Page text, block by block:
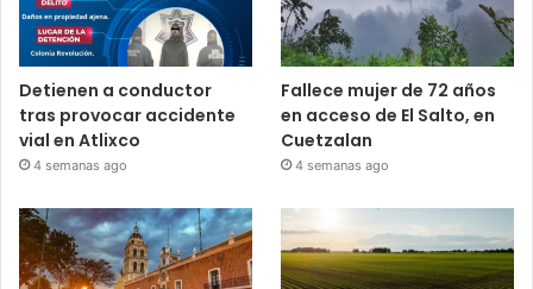
Detienen a conductor
tras provocar accidente
vial en Atlixco
4 semanas ago
Fallece mujer de 72 años
en acceso de El Salto, en
Cuetzalan
4 semanas ago